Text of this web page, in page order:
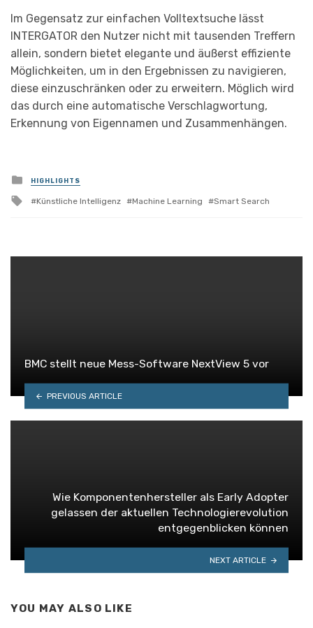
Im Gegensatz zur einfachen Volltextsuche lässt
INTERGATOR den Nutzer nicht mit tausenden Treffern
allein, sondern bietet elegante und äußerst effiziente
Möglichkeiten, um in den Ergebnissen zu navigieren,
diese einzuschränken oder zu erweitern. Möglich wird
das durch eine automatische Verschlagwortung,
Erkennung von Eigennamen und Zusammenhängen.
Posted
in
HIGHLIGHTS
Tagged
Künstliche Intelligenz Machine Learning Smart Search
BMC stellt neue Mess-Software NextView 5 vor
PREVIOUS ARTICLE
Wie Komponentenhersteller als Early Adopter
gelassen der aktuellen Technologierevolution
entgegenblicken können
NEXT ARTICLE
YOU MAY ALSO LIKE